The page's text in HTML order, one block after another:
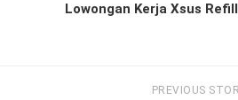
Lowongan Kerja Xsus
PREVIOUS